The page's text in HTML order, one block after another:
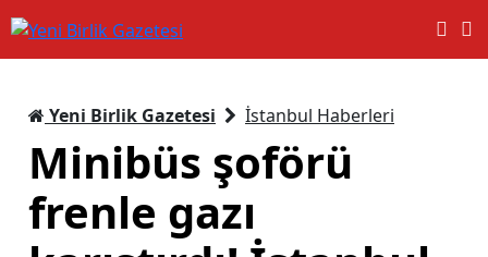
Yeni Birlik Gazetesi İstanbul Haberleri
Minibüs şoförü
frenle gazı